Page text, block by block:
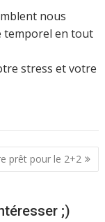
nous
temporel en tout
stress et votre
prêt pour le 2+2
;)